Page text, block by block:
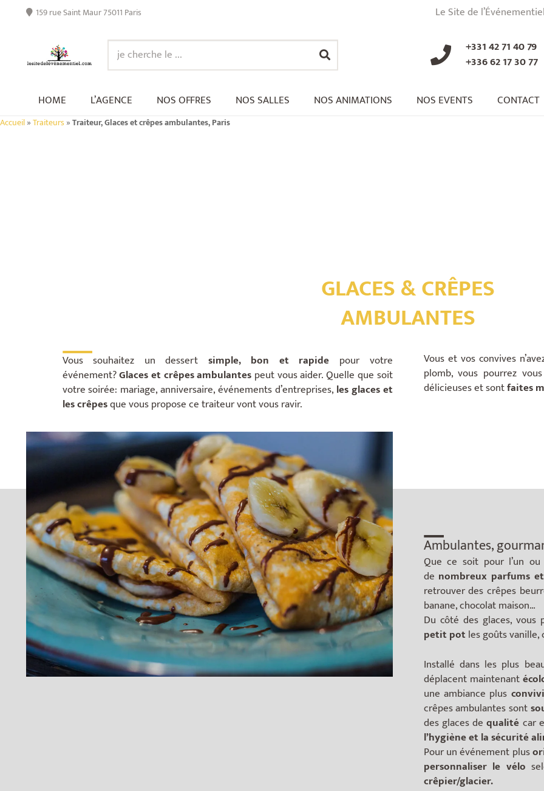
159 rue Saint Maur 75011 Paris Le Site de
+331 42 71 40 79
+336 62 17 30 77
HOME L’AGENCE NOS OFFRES NOS SALLES NOS ANIMATIONS NOS EVENTS CONTACT
Accueil»Traiteurs »Traiteur, Glaces et crêpes ambulantes, Paris
GLACES & CRÊPES
AMBULANTES
___
Vous souhaitez un dessert simple, bon et rapide pour votre
événement?Glaces et crêpes ambulantes peut vous aider. Quelle que soit
votre soirée: mariage, anniversaire, événements d’entreprises, les glaces et
les crêpesque vous propose ce traiteur vont vous ravir.
Vous et vos convives
plomb, vous pourrez
délicieuses et sontfaites
__
Ambulantes,
Que ce soit pour l’un ou
de nombreux parfums
retrouver des crêpes
banane, chocolat maison…
Du côté des glaces, vous
petit potles goûts
Installé dans les plus
déplacent maintenant
une ambiance plus
crêpes ambulantes sont
des glaces de qualité car
l’hygiène et la sécurité
Pour un événement plus
personnaliser le vélo
crêpier/glacier.